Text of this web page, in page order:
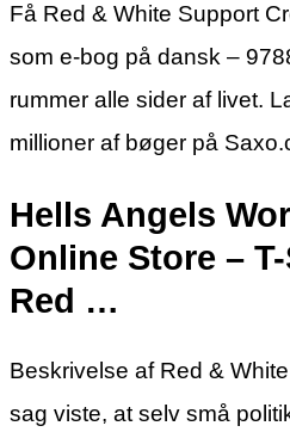
Få Red & White Support
som e-bog på dansk –
rummer alle sider af livet.
millioner af bøger på
Hells Angels
Online Store –
Red …
Beskrivelse af Red &
sag viste, at selv små